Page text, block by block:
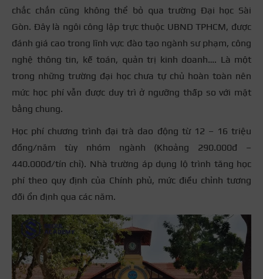
chắc chắn cũng không thể bỏ qua trường Đại học Sài
Gòn. Đây là ngôi công lập trực thuộc UBND TPHCM, được
đánh giá cao trong lĩnh vực đào tạo ngành sư phạm, công
nghệ thông tin, kế toán, quản trị kinh doanh…. Là một
trong những trường đại học chưa tự chủ hoàn toàn nên
mức học phí vẫn được duy trì ở ngưỡng thấp so với mặt
bằng chung.
Học phí chương trình đại trà dao động từ 12 – 16 triệu
đồng/năm tùy nhóm ngành (Khoảng 290.000đ –
440.000đ/tín chỉ). Nhà trường áp dụng lộ trình tăng học
phí theo quy định của Chính phủ, mức điều chỉnh tương
đối ổn định qua các năm.